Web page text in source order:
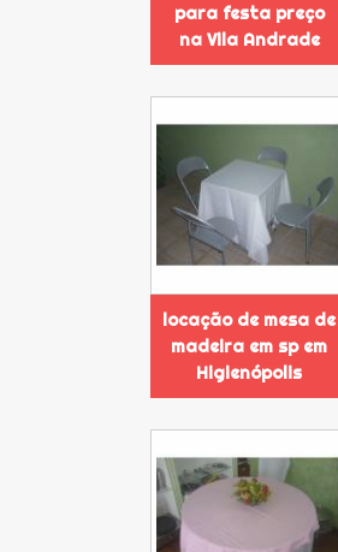
para festa preço
na Vila Andrade
locação de mesa de
madeira em sp em
Higienópolis